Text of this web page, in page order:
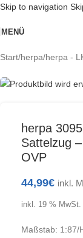
Skip to navigation
MENÜ
Start/herpa/herpa -
Ausverkauft
herpa
Sattelzug
OVP
44,99€ inkl.
inkl. 19 % MwSt.
Maßstab: 1:87/